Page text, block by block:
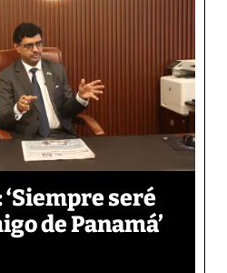
seré
de Panamá’